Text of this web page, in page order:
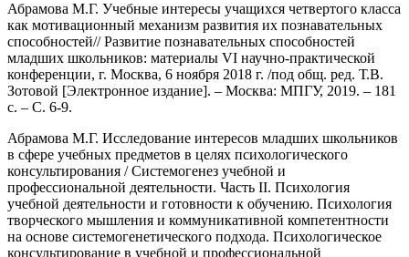
Абрамова М.Г. Учебные интересы учащихся четвертого класса
как мотивационный механизм развития их познавательных
способностей// Развитие познавательных способностей
младших школьников: материалы VI научно-практической
конференции, г. Москва, 6 ноября 2018 г. /под общ. ред. Т.В.
Зотовой [Электронное издание]. – Москва: МПГУ, 2019. – 181
с. – С. 6-9.
Абрамова М.Г. Исследование интересов младших школьников
в сфере учебных предметов в целях психологического
консультирования / Системогенез учебной и
профессиональной деятельности. Часть II. Психология
учебной деятельности и готовности к обучению. Психология
творческого мышления и коммуникативной компетентности
на основе системогенетического подхода. Психологическое
консультирование в учебной и профессиональной